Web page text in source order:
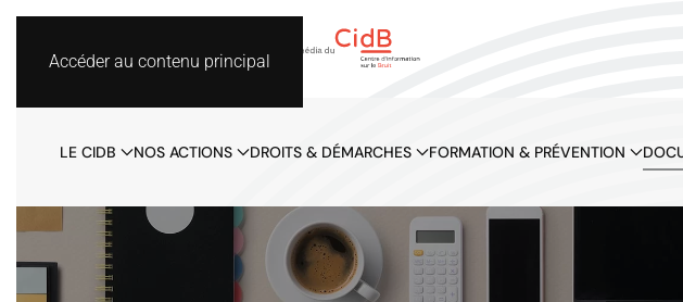
Accéder au contenu principal
LE CIDB NOS ACTIONS DROITS & DÉMARCHES FORMATION & PRÉVENTION